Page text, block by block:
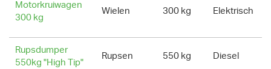
Motorkruiwagen
300 kg
Wielen 300 kg Elektrisch
Rupsdumper
550kg "High Tip"
Rupsen 550 kg Diesel